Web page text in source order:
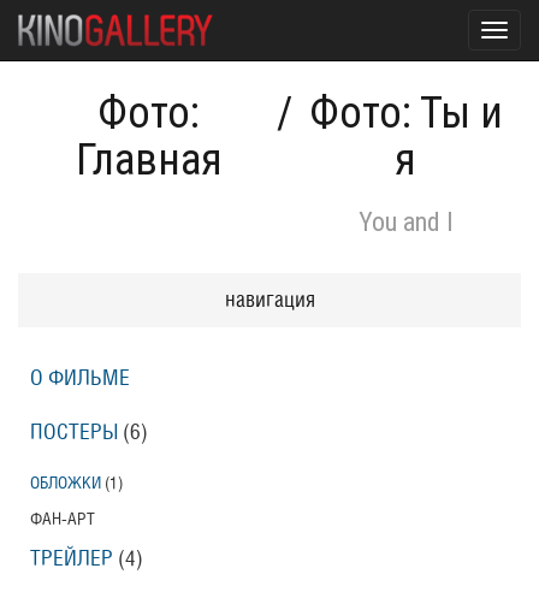
Фото:
Главная
/ Фото: Ты и
я
You and I
навигация
О ФИЛЬМЕ
ПОСТЕРЫ (6)
ОБЛОЖКИ (1)
ФАН-АРТ
ТРЕЙЛЕР (4)